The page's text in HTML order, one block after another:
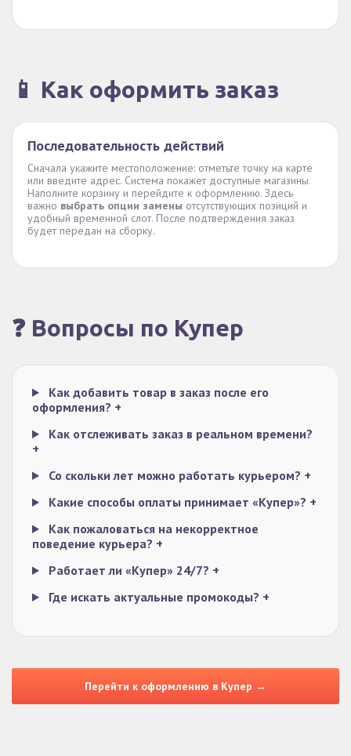
📱 Как оформить заказ
Последовательность действий
Сначала укажите местоположение: отметьте точку на карте
или введите адрес. Система покажет доступные магазины.
Наполните корзину и перейдите к оформлению. Здесь
важно выбрать опции замены отсутствующих позиций и
удобный временной слот. После подтверждения заказ
будет передан на сборку.
❓ Вопросы по Купер
Как добавить товар в заказ после его
оформления? +
Как отслеживать заказ в реальном времени?
+
Со скольки лет можно работать курьером? +
Какие способы оплаты принимает «Купер»? +
Как пожаловаться на некорректное
поведение курьера? +
Работает ли «Купер» 24/7? +
Где искать актуальные промокоды? +
Перейти к оформлению в Купер →